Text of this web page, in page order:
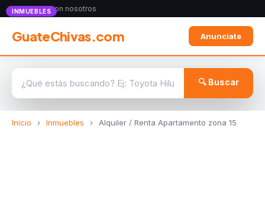
Anunciate con nosotros
GuateChivas.com Anunciate
🔍 Buscar
Inicio › Inmuebles › Alquiler / Renta Apartamento zona 15
INMUEBLES